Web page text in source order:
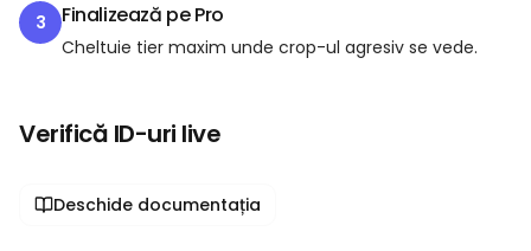
3 Finalizează pe Pro
Cheltuie tier maxim unde crop-ul agresiv se vede.
Verifică ID-uri live
Deschide documentația